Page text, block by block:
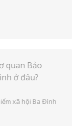
quan Bảo
ở đâu?
xã hội Ba Đình